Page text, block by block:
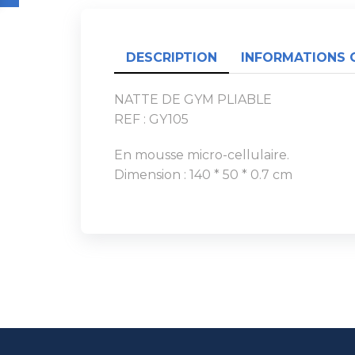
DESCRIPTION INFORMATIONS
NATTE DE GYM PLIABLE
REF : GY105
En mousse micro-cellulaire.
Dimension : 140 * 50 * 0.7 cm